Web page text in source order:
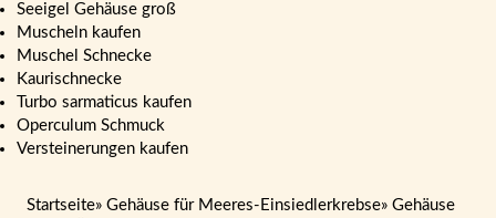
Seeigel Gehäuse groß
Muscheln kaufen
Muschel Schnecke
Kaurischnecke
Turbo sarmaticus kaufen
Operculum Schmuck
Versteinerungen kaufen
Startseite» Gehäuse für Meeres-Einsiedlerkrebse» Gehäuse